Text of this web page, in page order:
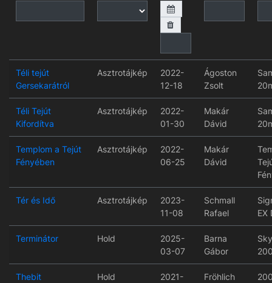
Téli tejút
Gersekarátról
Asztrotájkép
2022-
12-18
Ágoston
Zsolt
Téli Tejút
Kifordítva
Asztrotájkép
2022-
01-30
Makár
Dávid
Templom a Tejút
Fényében
Asztrotájkép
2022-
06-25
Makár
Dávid
Tér és Idő Asztrotájkép
2023-
11-08
Schmall
Rafael
EX
Terminátor Hold
2025-
03-07
Barna
Gábor
Thebit Hold
2021-
Fröhlich